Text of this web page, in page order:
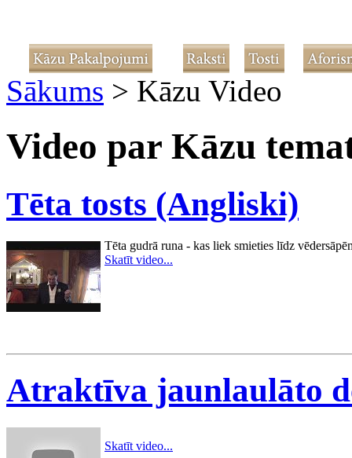
Sākums > Kāzu Video
Video par Kāzu
Tēta tosts (Angliski)
Tēta gudrā runa - kas liek smieties līdz
Skatīt video...
Atraktīva jaunlaulāto
Skatīt video...